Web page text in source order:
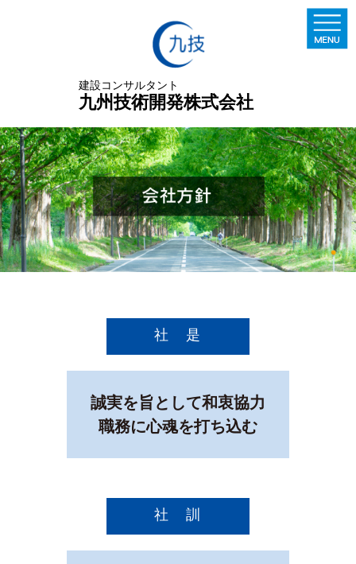
建設コンサルタント
九州技術開発株式会社
社 是
誠実を旨として和衷協力
職務に心魂を打ち込む
社 訓